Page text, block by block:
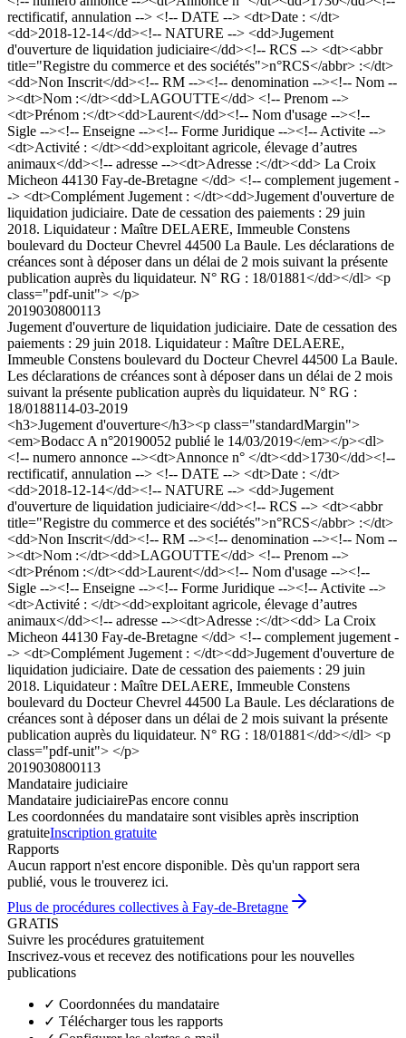
rectificatif, annulation --> <!-- DATE --> <dt>Date : </dt>
<dd>2018-12-14</dd><!-- NATURE --> <dd>Jugement
d'ouverture de liquidation judiciaire</dd><!-- RCS --> <dt><abbr
title="Registre du commerce et des sociétés">n°RCS</abbr> :</dt>
<dd>Non Inscrit</dd><!-- RM --><!-- denomination --><!-- Nom --
><dt>Nom :</dt><dd>LAGOUTTE</dd> <!-- Prenom -->
<dt>Prénom :</dt><dd>Laurent</dd><!-- Nom d'usage --><!--
Sigle --><!-- Enseigne --><!-- Forme Juridique --><!-- Activite -->
<dt>Activité : </dt><dd>exploitant agricole, élevage d’autres
animaux</dd><!-- adresse --><dt>Adresse :</dt><dd> La Croix
Micheon 44130 Fay-de-Bretagne </dd> <!-- complement jugement -
-> <dt>Complément Jugement : </dt><dd>Jugement d'ouverture de
liquidation judiciaire. Date de cessation des paiements : 29 juin
2018. Liquidateur : Maître DELAERE, Immeuble Constens
boulevard du Docteur Chevrel 44500 La Baule. Les déclarations de
créances sont à déposer dans un délai de 2 mois suivant la présente
publication auprès du liquidateur. N° RG : 18/01881</dd></dl> <p
class="pdf-unit"> </p>
2019030800113
Jugement d'ouverture de liquidation judiciaire. Date de cessation des
paiements : 29 juin 2018. Liquidateur : Maître DELAERE,
Immeuble Constens boulevard du Docteur Chevrel 44500 La Baule.
Les déclarations de créances sont à déposer dans un délai de 2 mois
suivant la présente publication auprès du liquidateur. N° RG :
18/0188114-03-2019
<h3>Jugement d'ouverture</h3><p class="standardMargin">
<em>Bodacc A n°20190052 publié le 14/03/2019</em></p><dl>
<!-- numero annonce --><dt>Annonce n° </dt><dd>1730</dd><!--
rectificatif, annulation --> <!-- DATE --> <dt>Date : </dt>
<dd>2018-12-14</dd><!-- NATURE --> <dd>Jugement
d'ouverture de liquidation judiciaire</dd><!-- RCS --> <dt><abbr
title="Registre du commerce et des sociétés">n°RCS</abbr> :</dt>
<dd>Non Inscrit</dd><!-- RM --><!-- denomination --><!-- Nom --
><dt>Nom :</dt><dd>LAGOUTTE</dd> <!-- Prenom -->
<dt>Prénom :</dt><dd>Laurent</dd><!-- Nom d'usage --><!--
Sigle --><!-- Enseigne --><!-- Forme Juridique --><!-- Activite -->
<dt>Activité : </dt><dd>exploitant agricole, élevage d’autres
animaux</dd><!-- adresse --><dt>Adresse :</dt><dd> La Croix
Micheon 44130 Fay-de-Bretagne </dd> <!-- complement jugement -
-> <dt>Complément Jugement : </dt><dd>Jugement d'ouverture de
liquidation judiciaire. Date de cessation des paiements : 29 juin
2018. Liquidateur : Maître DELAERE, Immeuble Constens
boulevard du Docteur Chevrel 44500 La Baule. Les déclarations de
créances sont à déposer dans un délai de 2 mois suivant la présente
publication auprès du liquidateur. N° RG : 18/01881</dd></dl> <p
class="pdf-unit"> </p>
2019030800113
Mandataire judiciaire
Mandataire judiciairePas encore connu
Les coordonnées du mandataire sont visibles après inscription
gratuiteInscription gratuite
Rapports
Aucun rapport n'est encore disponible. Dès qu'un rapport sera
publié, vous le trouverez ici.
Plus de procédures collectives à Fay-de-Bretagne
GRATIS
Suivre les procédures gratuitement
Inscrivez-vous et recevez des notifications pour les nouvelles
publications
✓ Coordonnées du mandataire
✓ Télécharger tous les rapports